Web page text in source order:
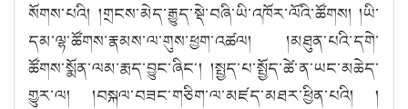
སོགས་པའི། །གྲངས་མེད་རྒྱུད་སྡེ་བཞི་ཡི་འཁོར་ལོའི་ཚོགས། །ཡི་
དམ་ལྷ་ཚོགས་རྣམས་ལ་གུས་ཕྱག་འཚལ། །མཐུན་པའི་དགེ་
ཚོགས་སྨོན་ལམ་རྨད་བྱུང་ཞིང༌། །སྤྱད་པ་སྤྱོད་ཚེ་ན་ཡང་མཆེད་
གྱུར་ལ། །བསྐལ་བཟང་གཅིག་ལ་མཛད་མཐར་ཕྱིན་པའི། །